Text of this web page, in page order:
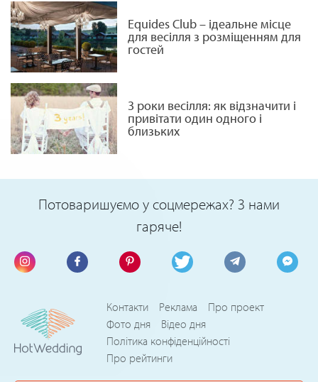
Equides Club – ідеальне місце
для весілля з розміщенням для
гостей
3 роки весілля: як відзначити і
привітати один одного і
близьких
Потоваришуємо у соцмережах? З нами
гаряче!
Контакти Реклама
Про проект
Фото дня
Відео дня
Політика конфіденційності
Про рейтинги